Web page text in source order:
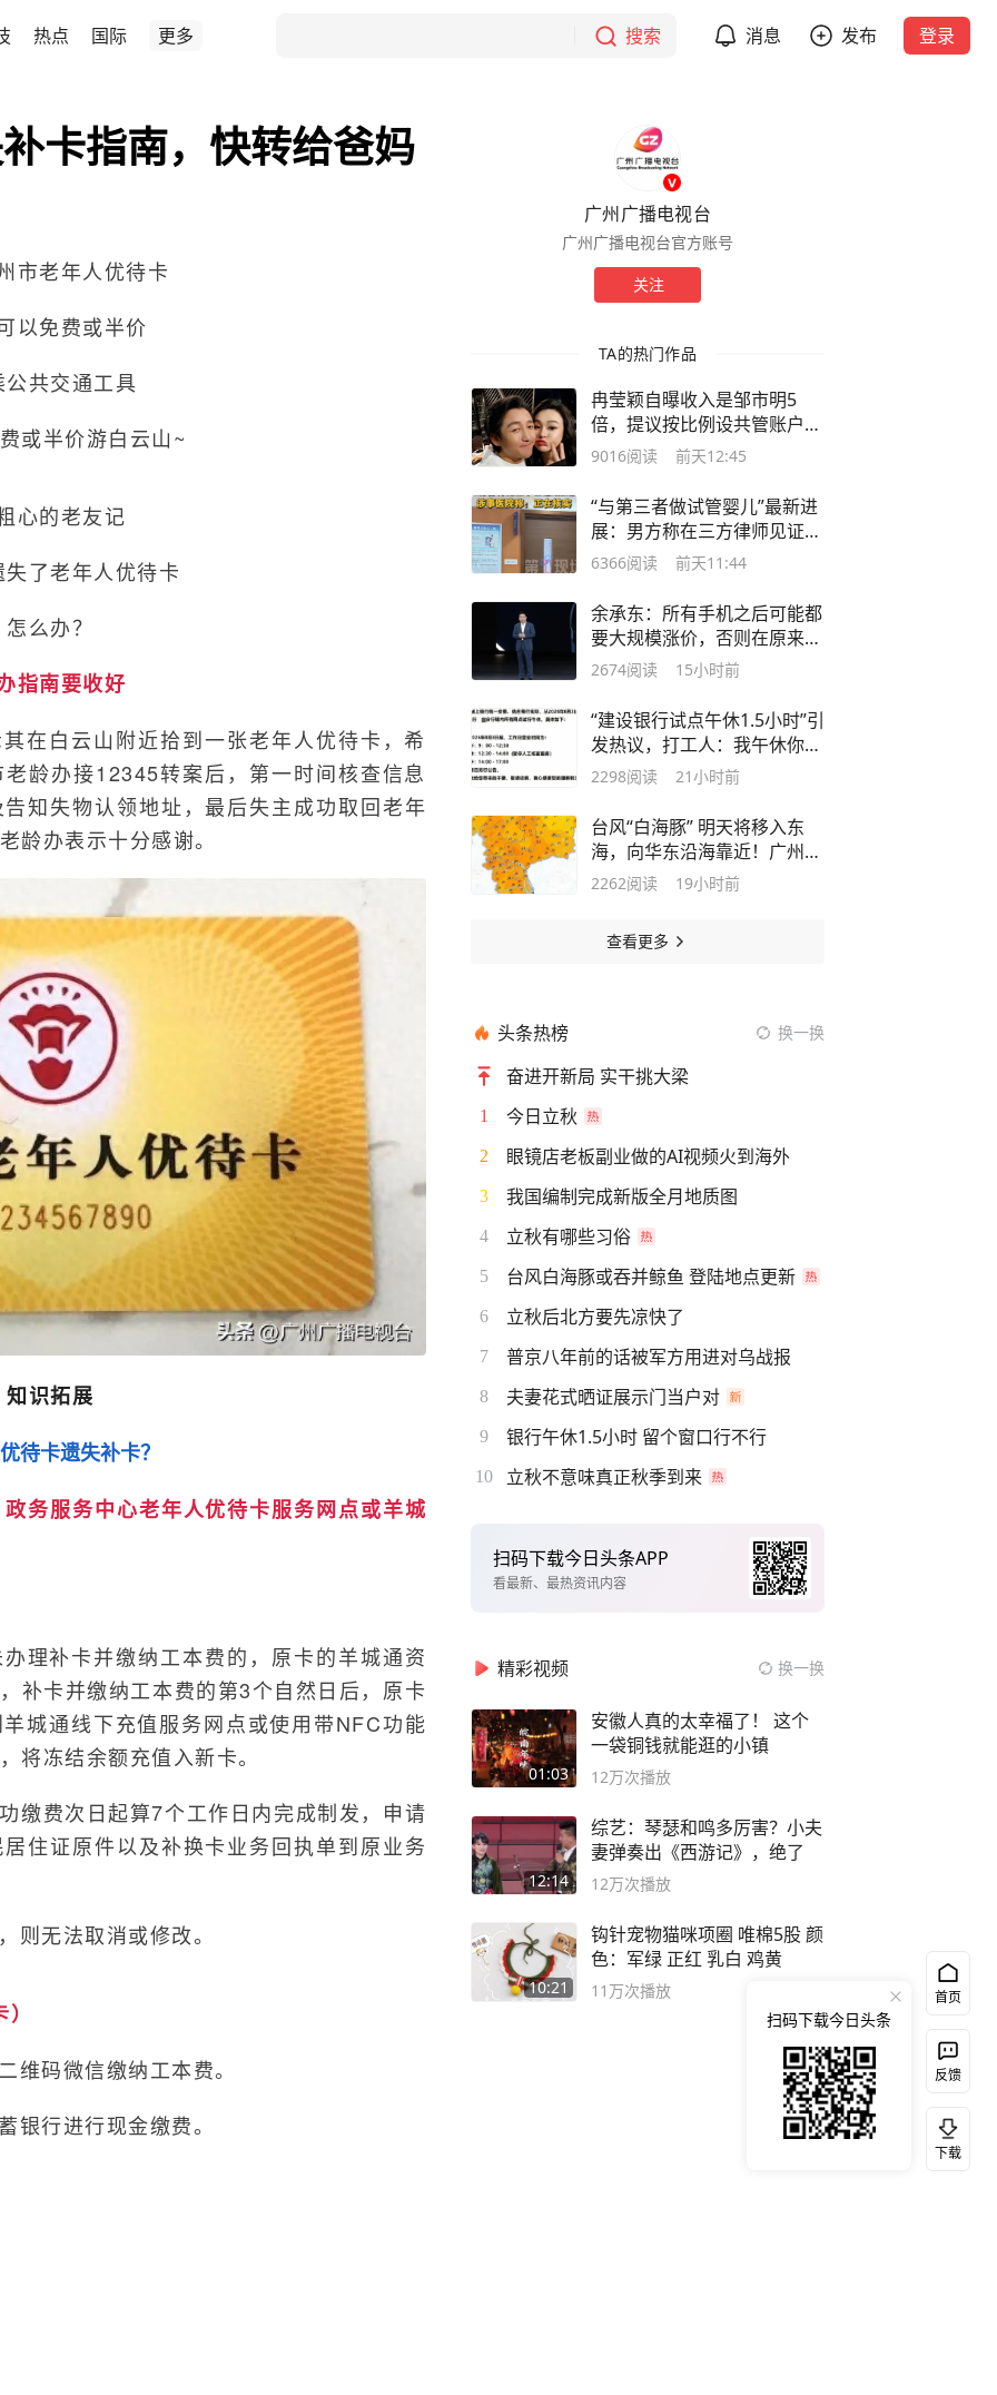
热点 国际 更多 搜索 消息 发布 登录
卡指南，快转给爸妈
市老年人优待卡
以免费或半价
公共交通工具
或半价游白云山~
心的老友记
了老年人优待卡
怎么办？
指南要收好
在白云山附近拾到一张老年人优待卡，希
龄办接12345转案后，第一时间核查信息
知失物认领地址，最后失主成功取回老年
龄办表示十分感谢。
知识拓展
待卡遗失补卡？
务服务中心老年人优待卡服务网点或羊城
理补卡并缴纳工本费的，原卡的羊城通资
补卡并缴纳工本费的第3个自然日后，原卡
城通线下充值服务网点或使用带NFC功能
将冻结余额充值入新卡。
缴费次日起算7个工作日内完成制发，申请
住证原件以及补换卡业务回执单到原业务
则无法取消或修改。
维码微信缴纳工本费。
银行进行现金缴费。
广州广播电视台
广州广播电视台官方账号
关注
TA的热门作品
冉莹颖自曝收入是邹市明5
倍，提议按比例设共管账户，
邹市明当场错愕：是我太无能
9016阅读 前天12:45
“与第三者做试管婴儿”最新进
展：男方称在三方律师见证下
已销毁胚胎，自己正遭受严重
6366阅读 前天11:44
余承东：所有手机之后可能都
要大规模涨价，否则在原来的
价格都是亏损销售
2674阅读 15小时前
“建设银行试点午休1.5小时”引
发热议，打工人：我午休你午
休，我下班你关门
2298阅读 21小时前
台风“白海豚” 明天将移入东
海，向华东沿海靠近！广州高
温持续，或达37℃
2262阅读 19小时前
查看更多
头条热榜 换一换
奋进开新局 实干挑大梁
1 今日立秋
2 眼镜店老板副业做的AI视频火到海外
3 我国编制完成新版全月地质图
4 立秋有哪些习俗
5 台风白海豚或吞并鲸鱼 登陆地点更新
6 立秋后北方要先凉快了
7 普京八年前的话被军方用进对乌战报
8 夫妻花式晒证展示门当户对
9 银行午休1.5小时 留个窗口行不行
10 立秋不意味真正秋季到来
扫码下载今日头条APP
看最新、最热资讯内容
精彩视频 换一换
01:03
安徽人真的太幸福了！ 这个
一袋铜钱就能逛的小镇
12万次播放
12:14
综艺：琴瑟和鸣多厉害？小夫
妻弹奏出《西游记》，绝了
12万次播放
10:21
钩针宠物猫咪项圈 唯棉5股 颜
色：军绿 正红 乳白 鸡黄
11万次播放 首页
反馈
下载
扫码下载今日头条